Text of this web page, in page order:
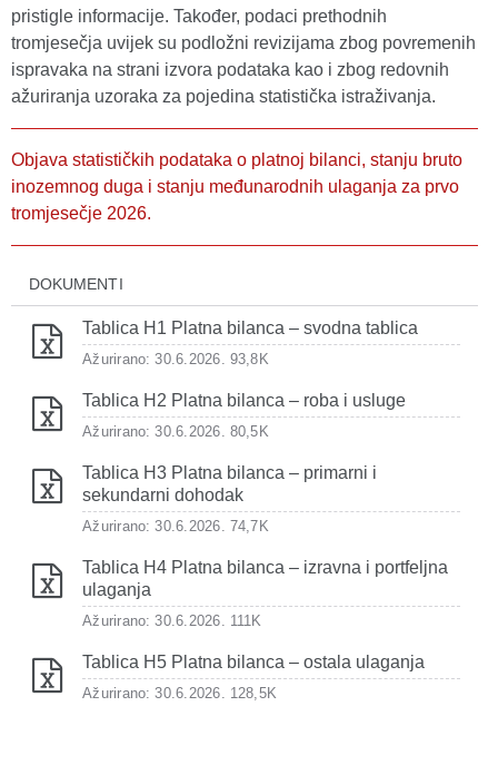
pristigle informacije. Također, podaci prethodnih
tromjesečja uvijek su podložni revizijama zbog povremenih
ispravaka na strani izvora podataka kao i zbog redovnih
ažuriranja uzoraka za pojedina statistička istraživanja.
Objava statističkih podataka o platnoj bilanci, stanju bruto
inozemnog duga i stanju međunarodnih ulaganja za prvo
tromjesečje 2026.
DOKUMENTI
Tablica H1 Platna bilanca – svodna tablica
Ažurirano: 30.6.2026. 93,8K
Tablica H2 Platna bilanca – roba i usluge
Ažurirano: 30.6.2026. 80,5K
Tablica H3 Platna bilanca – primarni i
sekundarni dohodak
Ažurirano: 30.6.2026. 74,7K
Tablica H4 Platna bilanca – izravna i portfeljna
ulaganja
Ažurirano: 30.6.2026. 111K
Tablica H5 Platna bilanca – ostala ulaganja
Ažurirano: 30.6.2026. 128,5K